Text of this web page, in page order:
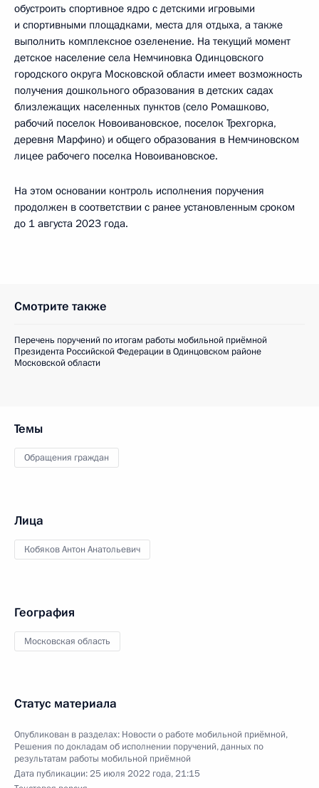
обустроить спортивное ядро с детскими игровыми
и спортивными площадками, места для отдыха, а также
выполнить комплексное озеленение. На текущий момент
детское население села Немчиновка Одинцовского
городского округа Московской области имеет возможность
получения дошкольного образования в детских садах
близлежащих населенных пунктов (село Ромашково,
рабочий поселок Новоивановское, поселок Трехгорка,
деревня Марфино) и общего образования в Немчиновском
лицее рабочего поселка Новоивановское.
На этом основании контроль исполнения поручения
продолжен в соответствии с ранее установленным сроком
до 1 августа 2023 года.
Смотрите также
Перечень поручений по итогам работы мобильной приёмной
Президента Российской Федерации в Одинцовском районе
Московской области
Темы
Обращения граждан
Лица
Кобяков Антон Анатольевич
География
Московская область
Статус материала
Опубликован в разделах: Новости о работе мобильной приёмной,
Решения по докладам об исполнении поручений, данных по
результатам работы мобильной приёмной
Дата публикации:25 июля 2022 года, 21:15